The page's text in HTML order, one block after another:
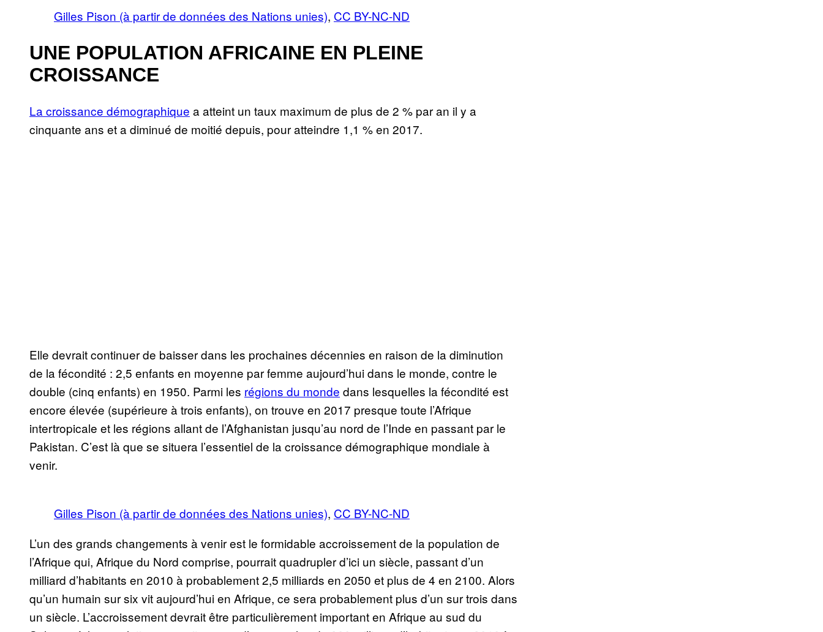
Gilles Pison (à partir de données des Nations unies), CC BY-NC-ND
UNE POPULATION AFRICAINE EN PLEINE
CROISSANCE
La croissance démographique a atteint un taux maximum de plus de 2 % par an il y a
cinquante ans et a diminué de moitié depuis, pour atteindre 1,1 % en 2017.
Elle devrait continuer de baisser dans les prochaines décennies en raison de la diminution
de la fécondité : 2,5 enfants en moyenne par femme aujourd’hui dans le monde, contre le
double (cinq enfants) en 1950. Parmi les régions du monde dans lesquelles la fécondité est
encore élevée (supérieure à trois enfants), on trouve en 2017 presque toute l’Afrique
intertropicale et les régions allant de l’Afghanistan jusqu’au nord de l’Inde en passant par le
Pakistan. C’est là que se situera l’essentiel de la croissance démographique mondiale à
venir.
Gilles Pison (à partir de données des Nations unies), CC BY-NC-ND
L’un des grands changements à venir est le formidable accroissement de la population de
l’Afrique qui, Afrique du Nord comprise, pourrait quadrupler d’ici un siècle, passant d’un
milliard d’habitants en 2010 à probablement 2,5 milliards en 2050 et plus de 4 en 2100. Alors
qu’un humain sur six vit aujourd’hui en Afrique, ce sera probablement plus d’un sur trois dans
un siècle. L’accroissement devrait être particulièrement important en Afrique au sud du